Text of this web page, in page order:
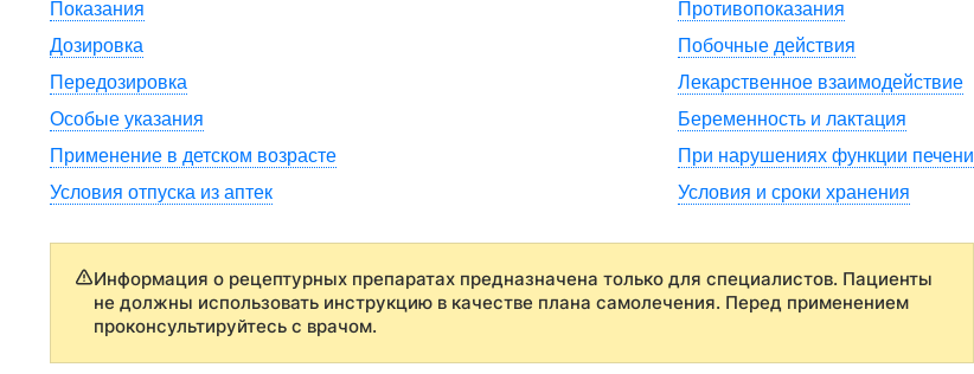
Показания
Противопоказания
Дозировка
Побочные действия
Передозировка
Лекарственное взаимодействие
Особые указания
Беременность и лактация
Применение в детском возрасте
При нарушениях функции печени
Условия отпуска из аптек
Условия и сроки хранения
Информация о рецептурных препаратах предназначена только для специалистов. Пациенты
не должны использовать инструкцию в качестве плана самолечения. Перед применением
проконсультируйтесь с врачом.